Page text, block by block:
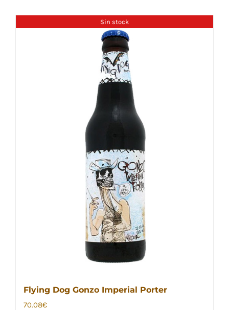
Sin stock
Flying Dog Gonzo Imperial Porter
70.08€